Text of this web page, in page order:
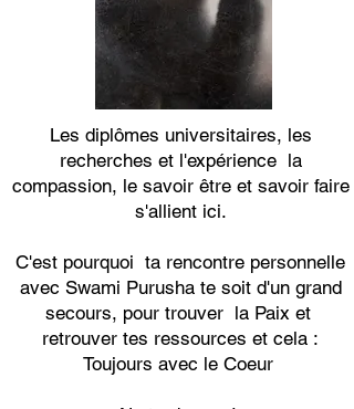
Les diplômes universitaires, les
recherches et l'expérience la
compassion, le savoir être et savoir faire
s'allient ici.
C'est pourquoi ta rencontre personnelle
avec Swami Purusha te soit d'un grand
secours, pour trouver la Paix et
retrouver tes ressources et cela :
Toujours avec le Coeur